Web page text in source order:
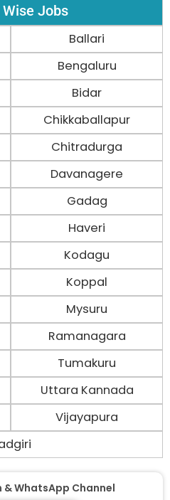
Jobs
Ballari
Bengaluru
Bidar
Chikkaballapur
Chitradurga
Davanagere
Gadag
Haveri
Kodagu
Koppal
Mysuru
Ramanagara
Tumakuru
Uttara Kannada
Vijayapura
& WhatsApp Channel